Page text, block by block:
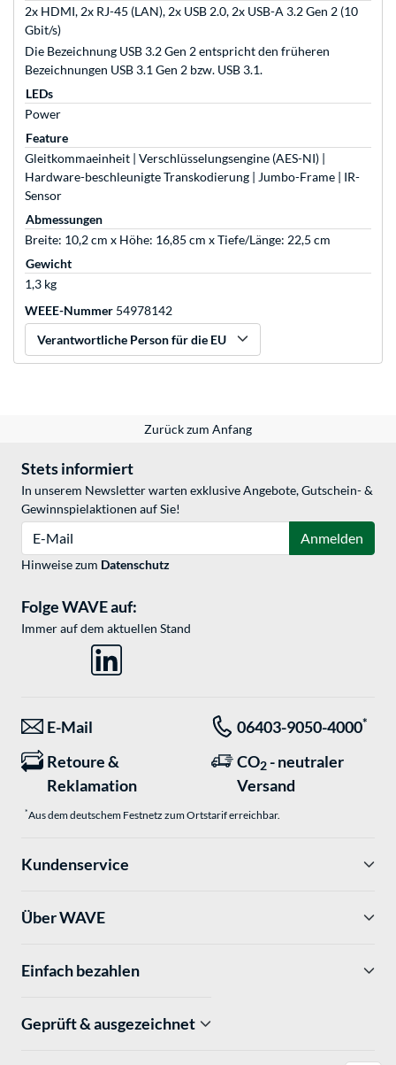
2x HDMI, 2x RJ-45 (LAN), 2x USB 2.0, 2x USB-A 3.2 Gen 2 (10
Gbit/s)
Die Bezeichnung USB 3.2 Gen 2 entspricht den früheren
Bezeichnungen USB 3.1 Gen 2 bzw. USB 3.1.
LEDs
Power
Feature
Gleitkommaeinheit | Verschlüsselungsengine (AES-NI) |
Hardware-beschleunigte Transkodierung | Jumbo-Frame | IR-
Sensor
Abmessungen
Breite: 10,2 cm x Höhe: 16,85 cm x Tiefe/Länge: 22,5 cm
Gewicht
1,3 kg
WEEE-Nummer 54978142
Verantwortliche Person für die EU
Zurück zum Anfang
Stets informiert
In unserem Newsletter warten exklusive Angebote, Gutschein- &
Gewinnspielaktionen auf Sie!
Anmelden
Hinweise zum Datenschutz
Folge WAVE auf:
Immer auf dem aktuellen Stand
E-Mail 06403-9050-4000*
Retoure &
Reklamation
CO2 - neutraler
Versand
*Aus dem deutschem Festnetz zum Ortstarif erreichbar.
Kundenservice
Über WAVE
Einfach bezahlen
Geprüft & ausgezeichnet